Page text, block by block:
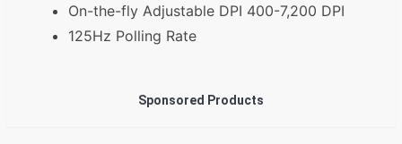
On-the-fly Adjustable DPI 400-7,200 DPI
125Hz Polling Rate
Sponsored Products